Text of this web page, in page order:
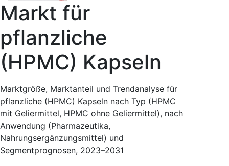
Markt für
pflanzliche
(HPMC) Kapseln
Marktgröße, Marktanteil und Trendanalyse für
pflanzliche (HPMC) Kapseln nach Typ (HPMC
mit Geliermittel, HPMC ohne Geliermittel), nach
Anwendung (Pharmazeutika,
Nahrungsergänzungsmittel) und
Segmentprognosen, 2023–2031